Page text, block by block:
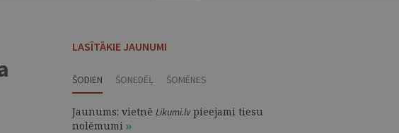
LASĪTĀKIE JAUNUMI
ŠODIEN ŠONEDĒĻ ŠOMĒNES
Jaunums: vietnē Likumi.lvpieejami tiesu
nolēmumi